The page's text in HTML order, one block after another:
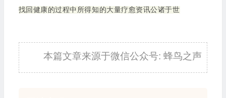
找回健康的过程中所得知的大量疗愈资讯公诸于世
本篇文章来源于微信公众号: 蜂鸟之声